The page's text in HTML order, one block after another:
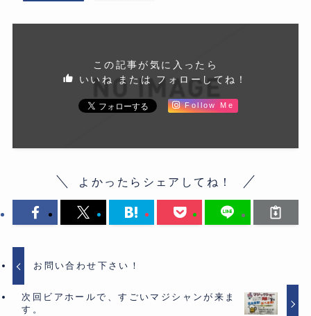
この記事が気に入ったら
いいね または フォローしてね！
Follow Me
よかったらシェアしてね！
お問い合わせ下さい！
次回ビアホールで、すごいマジシャンが来ま
す。